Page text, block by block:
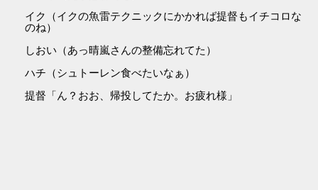
イク（イクの魚雷テクニックにかかれば提督もイチコロな
のね）
しおい（あっ晴嵐さんの整備忘れてた）
ハチ（シュトーレン食べたいなぁ）
提督「ん？おお、帰投してたか。お疲れ様」